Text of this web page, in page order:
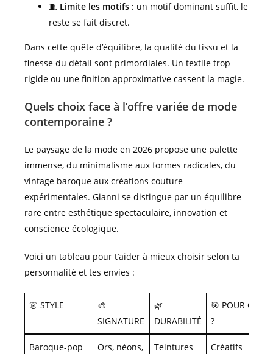
🧵 Limite les motifs : un motif dominant suffit, le
reste se fait discret.
Dans cette quête d’équilibre, la qualité du tissu et la
finesse du détail sont primordiales. Un textile trop
rigide ou une finition approximative cassent la magie.
Quels choix face à l’offre variée de mode
contemporaine ?
Le paysage de la mode en 2026 propose une palette
immense, du minimalisme aux formes radicales, du
vintage baroque aux créations couture
expérimentales. Gianni se distingue par un équilibre
rare entre esthétique spectaculaire, innovation et
conscience écologique.
Voici un tableau pour t’aider à mieux choisir selon ta
personnalité et tes envies :
👗 STYLE
🎨
SIGNATURE
🌿
DURABILITÉ
🎯 POUR QUI
?
Baroque-pop
Ors, néons,
Teintures
Créatifs